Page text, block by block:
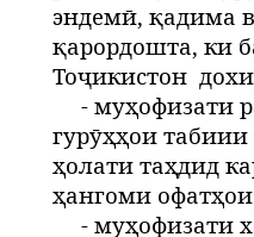
эндемӣ, қадима
қарордошта, ки
Тоҷикистон
- муҳофизати
гурӯҳҳои
ҳолати таҳдид
ҳангоми
- муҳофизати